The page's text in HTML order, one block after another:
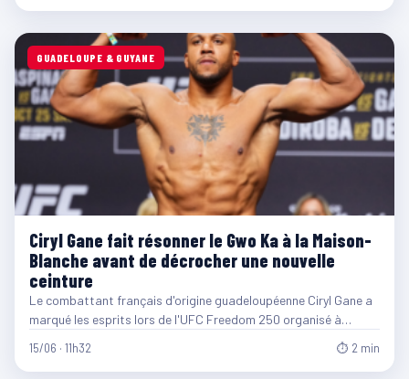
GUADELOUPE & GUYANE
Ciryl Gane fait résonner le Gwo Ka à la Maison-
Blanche avant de décrocher une nouvelle
ceinture
Le combattant français d'origine guadeloupéenne Ciryl Gane a
marqué les esprits lors de l'UFC Freedom 250 organisé à…
15/06 · 11h32 ⏱ 2 min